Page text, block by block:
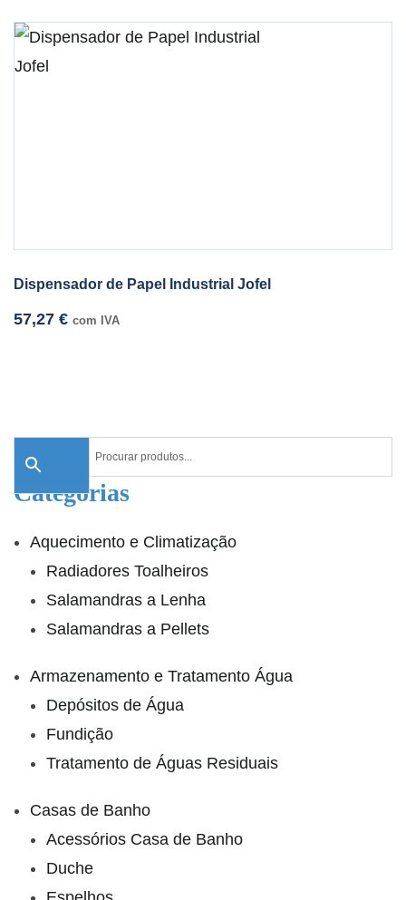
Dispensador de Papel Industrial Jofel
57,27 € com IVA
Categorias
Aquecimento e Climatização
Radiadores Toalheiros
Salamandras a Lenha
Salamandras a Pellets
Armazenamento e Tratamento Água
Depósitos de Água
Fundição
Tratamento de Águas Residuais
Casas de Banho
Acessórios Casa de Banho
Duche